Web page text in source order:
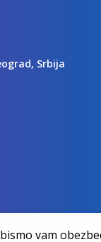
Srbija
vam